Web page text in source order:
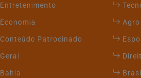
Entretenimento
Economia
Agro
Conteúdo Patrocinado
Geral
Bahia
Brasil